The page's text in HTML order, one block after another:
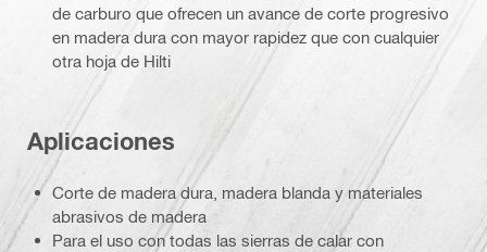
de carburo que ofrecen un avance de corte progresivo
en madera dura con mayor rapidez que con cualquier
otra hoja de Hilti
Aplicaciones
Corte de madera dura, madera blanda y materiales
abrasivos de madera
Para el uso con todas las sierras de calar con